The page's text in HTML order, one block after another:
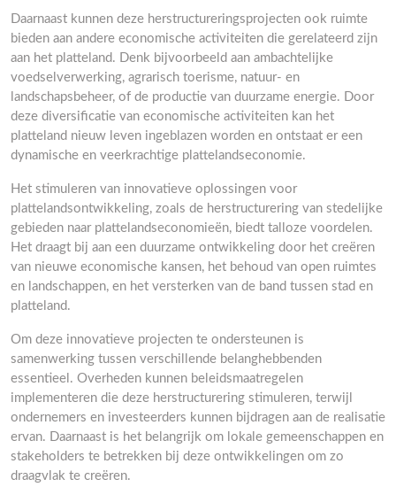
Daarnaast kunnen deze herstructureringsprojecten ook ruimte
bieden aan andere economische activiteiten die gerelateerd zijn
aan het platteland. Denk bijvoorbeeld aan ambachtelijke
voedselverwerking, agrarisch toerisme, natuur- en
landschapsbeheer, of de productie van duurzame energie. Door
deze diversificatie van economische activiteiten kan het
platteland nieuw leven ingeblazen worden en ontstaat er een
dynamische en veerkrachtige plattelandseconomie.
Het stimuleren van innovatieve oplossingen voor
plattelandsontwikkeling, zoals de herstructurering van stedelijke
gebieden naar plattelandseconomieën, biedt talloze voordelen.
Het draagt bij aan een duurzame ontwikkeling door het creëren
van nieuwe economische kansen, het behoud van open ruimtes
en landschappen, en het versterken van de band tussen stad en
platteland.
Om deze innovatieve projecten te ondersteunen is
samenwerking tussen verschillende belanghebbenden
essentieel. Overheden kunnen beleidsmaatregelen
implementeren die deze herstructurering stimuleren, terwijl
ondernemers en investeerders kunnen bijdragen aan de realisatie
ervan. Daarnaast is het belangrijk om lokale gemeenschappen en
stakeholders te betrekken bij deze ontwikkelingen om zo
draagvlak te creëren.